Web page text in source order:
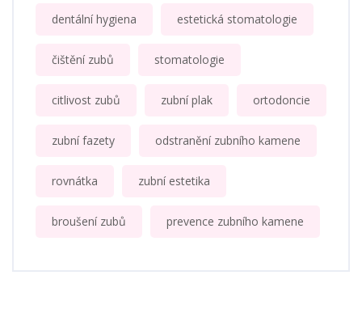
dentální hygiena estetická stomatologie
čištění zubů stomatologie
citlivost zubů zubní plak ortodoncie
zubní fazety odstranění zubního kamene
rovnátka zubní estetika
broušení zubů prevence zubního kamene